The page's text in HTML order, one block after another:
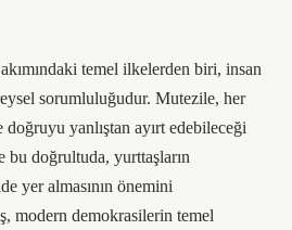
temel ilkelerden biri, insan
sorumluluğudur. Mutezile, her
yanlıştan ayırt edebileceği
bu doğrultuda, yurttaşların
yer almasının önemini
modern demokrasilerin temel